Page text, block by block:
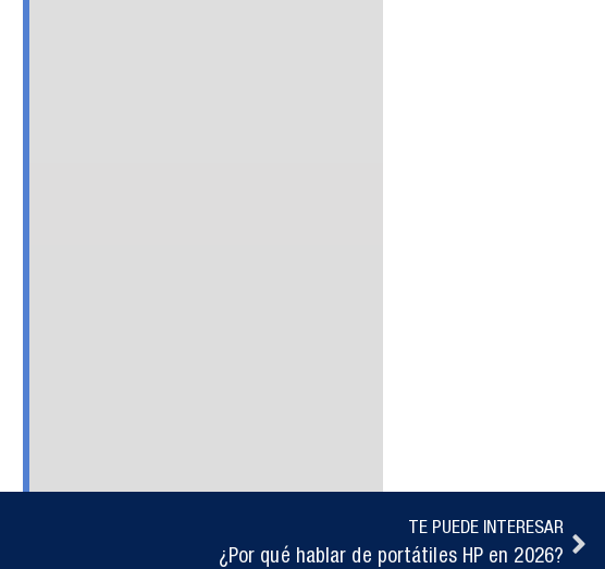
TE PUEDE INTERESAR
¿Por qué hablar de portátiles HP en 2026?